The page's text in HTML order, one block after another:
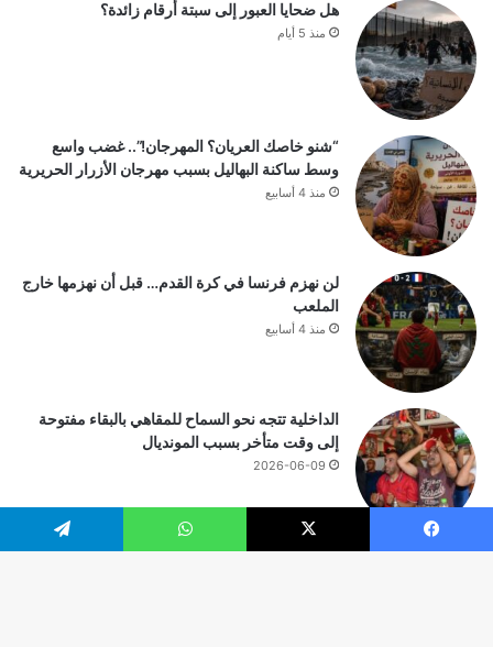
هل ضحايا العبور إلى سبتة أرقام زائدة؟
منذ 5 أيام
“شنو خاصك العريان؟ المهرجان!”.. غضب واسع
وسط ساكنة البهاليل بسبب مهرجان الأزرار الحريرية
منذ 4 أسابيع
لن نهزم فرنسا في كرة القدم… قبل أن نهزمها خارج
الملعب
منذ 4 أسابيع
الداخلية تتجه نحو السماح للمقاهي بالبقاء مفتوحة
إلى وقت متأخر بسبب المونديال
2026-06-09
فيسبوك ‫X واتساب تيلقرام